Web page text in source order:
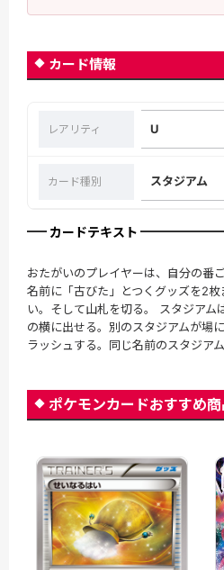
カード情報
レアリティ U
カード種別 スタジアム
カードテキスト
おたがいのプレイヤーは、自分の番
名前に「古びた」とつくグッズを2
い。そして山札を切る。 スタジアム
の横に出せる。別のスタジアムが場
ラッシュする。同じ名前のスタジア
ポケモンカードおすすめ商